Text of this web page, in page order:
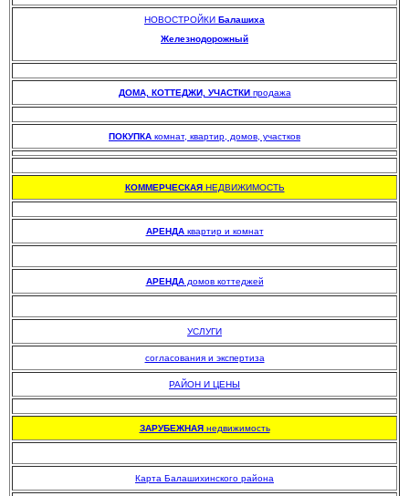
НОВОСТРОЙКИ Балашиха
Железнодорожный
ДОМА, КОТТЕДЖИ, УЧАСТКИ продажа
ПОКУПКА комнат, квартир, домов, участков
КОММЕРЧЕСКАЯНЕДВИЖИМОСТЬ
АРЕНДАквартир и комнат
АРЕНДАдомов коттеджей
УСЛУГИ
согласования и экспертиза
РАЙОН И ЦЕНЫ
ЗАРУБЕЖНАЯнедвижимость
Карта Балашихинского района